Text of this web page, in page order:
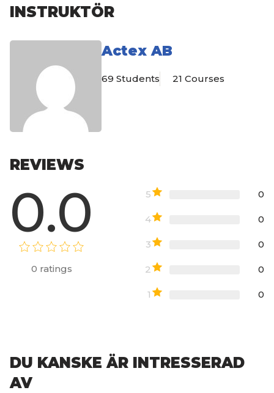
INSTRUKTÖR
Actex AB
69 Students 21 Courses
REVIEWS
0.0
0 ratings
5 0
4 0
3 0
2 0
1 0
DU KANSKE ÄR INTRESSERAD
AV